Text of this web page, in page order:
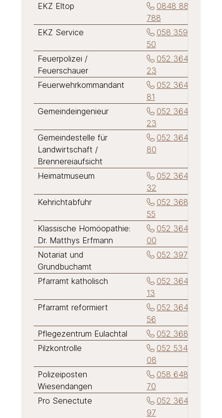
EKZ Eltop
0848 888
788
EKZ Service
058 359 46
50
Feuerpolizei /
Feuerschauer
052 364 23
23
Feuerwehrkommandant
052 364 14
81
Gemeindeingenieur
052 364 23
23
Gemeindestelle für
Landwirtschaft /
Brennereiaufsicht
052 364 21
80
Heimatmuseum
052 364 21
32
Kehrichtabfuhr
052 368 55
55
Klassische Homöopathie:
Dr. Matthys Erfmann
052 364 10
00
Notariat und
Grundbuchamt
052 397 31 31
Pfarramt katholisch
052 364 24
13
Pfarramt reformiert
052 364 21
56
Pflegezentrum Eulachtal
052 368 51 11
Pilzkontrolle
052 534 93
08
Polizeiposten
Wiesendangen
058 648 61
70
Pro Senectute
052 364 23
97